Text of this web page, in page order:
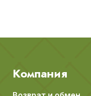
Компания